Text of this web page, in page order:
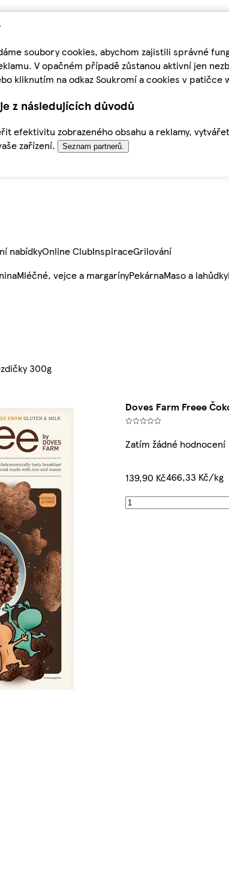
soubory cookies, abychom zajistili správné
V opačném případě zůstanou aktivní jen
kliknutím na odkaz Soukromí a cookies v patičce
z následujících důvodů
efektivitu zobrazeného obsahu a reklamy,
zařízení.
Seznam partnerů.
nabídkyOnline ClubInspiraceGrilování
Mléčné, vejce a margarínyPekárnaMaso a lahůdky
300g
Doves Farm Freee
Zatím žádné hodnocení
139,90 Kč466,33 Kč/kg